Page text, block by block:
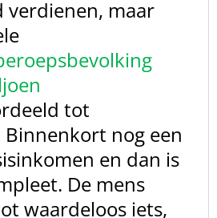
verdienen, maar
tot
nog een
en dan is
De mens
waardeloos iets,